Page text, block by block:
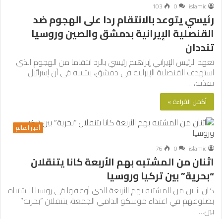
islamic
0
103
رئيسي يتوعد بالانتقام ردا على الهجوم ضد
القنصلية الإيرانية بدمشق والصين وروسيا
تنددان
تعهد الرئيس الإيراني إبراهيم رئيسي بالرد انتقاما من الهجوم الذي
استهدف القنصلية الإيرانية في دمشق، يشتبه في أن إسرائيل
نفذته،…
أكمل القراءة »
أخبار العالم
islamic
0
76
اثنان من المشتبه بهم الأربعة كانا يتنقلان
“بحرية” بين تركيا وروسيا
كان اثنين من المشتبه بهم الأربعة الذي أوقفوا في روسيا للاشتباه
بضلوعهم في اعتداء موسكو الدامي الجمعة، يتنقلان “بحرية”
بين…